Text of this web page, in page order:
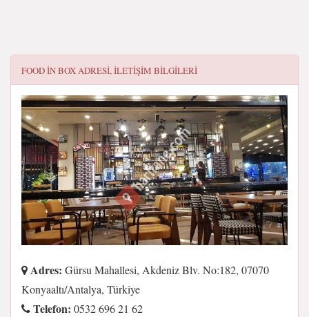
FOOD IN BOXADRESI, ILETIŞIM BILGILERI
Adres: Gürsu Mahallesi, Akdeniz Blv. No:182, 07070
Konyaaltı/Antalya, Türkiye
Telefon: 0532 696 21 62